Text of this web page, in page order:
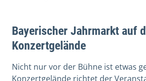
Bayerischer Jahrmarkt auf
Konzertgelände
Nicht nur vor der Bühne ist etwas
Konzertgelände richtet der